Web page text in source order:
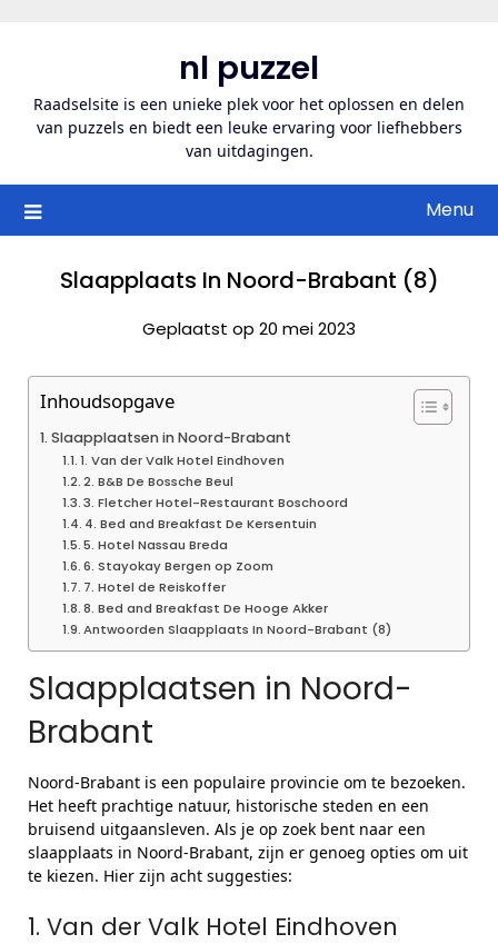
inhoud
nl puzzel
Raadselsite is een unieke plek voor het oplossen en delen
van puzzels en biedt een leuke ervaring voor liefhebbers
van uitdagingen.
Menu
Slaapplaats In Noord-Brabant (8)
Geplaatst op 20 mei 2023
Inhoudsopgave
Slaapplaatsen in Noord-Brabant
1. Van der Valk Hotel Eindhoven
2. B&B De Bossche Beul
3. Fletcher Hotel-Restaurant Boschoord
4. Bed and Breakfast De Kersentuin
5. Hotel Nassau Breda
6. Stayokay Bergen op Zoom
7. Hotel de Reiskoffer
8. Bed and Breakfast De Hooge Akker
Antwoorden Slaapplaats In Noord-Brabant (8)
Slaapplaatsen in Noord-
Brabant
Noord-Brabant is een populaire provincie om te bezoeken.
Het heeft prachtige natuur, historische steden en een
bruisend uitgaansleven. Als je op zoek bent naar een
slaapplaats in Noord-Brabant, zijn er genoeg opties om uit
te kiezen. Hier zijn acht suggesties:
1. Van der Valk Hotel Eindhoven